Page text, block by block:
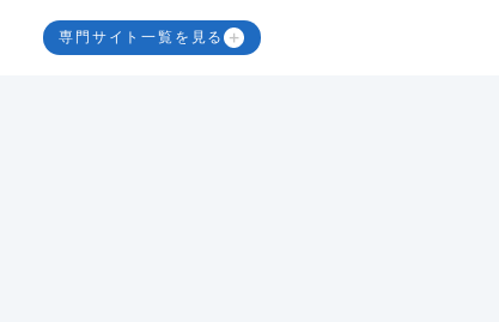
専門サイト一覧を見る